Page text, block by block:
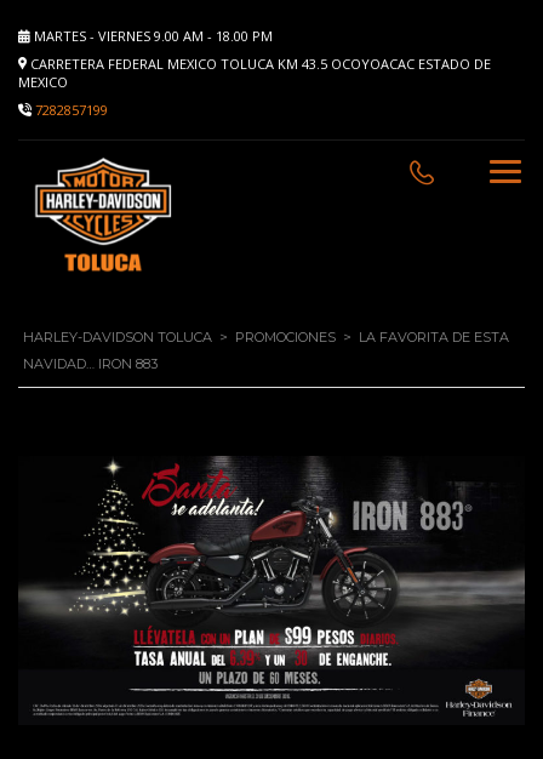
MARTES - VIERNES 9.00 AM - 18.00 PM
CARRETERA FEDERAL MEXICO TOLUCA KM 43.5 OCOYOACAC ESTADO DE
MEXICO
7282857199
HARLEY-DAVIDSON TOLUCA > PROMOCIONES > LA FAVORITA DE ESTA
NAVIDAD… IRON 883